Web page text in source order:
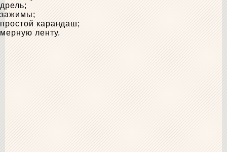
дрель;
зажимы;
простой карандаш;
мерную ленту.